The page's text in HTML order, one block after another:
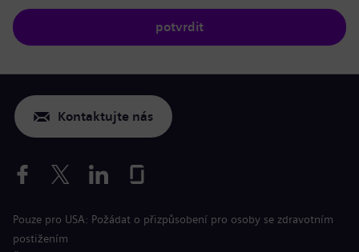
potvrdit
Kontaktujte nás
Pouze pro USA: Požádat o přizpůsobení pro osoby se zdravotním
postižením